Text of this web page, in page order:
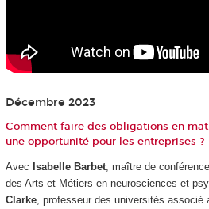
Décembre 2023
Comment faire des obligations en
une opportunité pour les entreprises ?
Avec Isabelle Barbet, maître de
des Arts et Métiers en neurosciences et
Clarke, professeur des universités associé